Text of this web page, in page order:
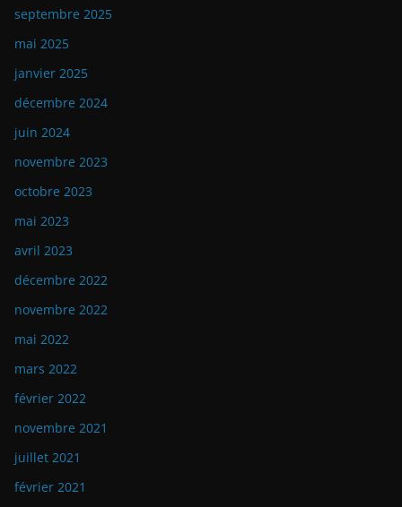
septembre 2025
mai 2025
janvier 2025
décembre 2024
juin 2024
novembre 2023
octobre 2023
mai 2023
avril 2023
décembre 2022
novembre 2022
mai 2022
mars 2022
février 2022
novembre 2021
juillet 2021
février 2021